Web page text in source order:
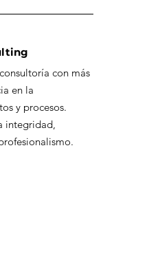
con más
en la
y procesos.
integridad,